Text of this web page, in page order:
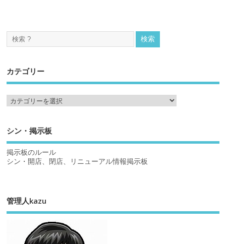
カテゴリー
シン・掲示板
掲示板のルール
シン・開店、閉店、リニューアル情報掲示板
管理人kazu